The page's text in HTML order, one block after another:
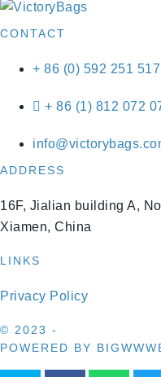
CONTACT
+ 86 (0) 592 251
+ 86 (1) 812 072
ADDRESS
16F, Jialian building A,
Xiamen, China
LINKS
Privacy Policy
© 2023 -
POWERED BY